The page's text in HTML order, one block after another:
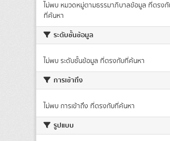
ไม่พบ หมวดหมู่ตามธรรมาภิบาลข้อมูล ที่ตรง
ที่ค้นหา
ระดับชั้นข้อมูล
ไม่พบ ระดับชั้นข้อมูล ที่ตรงกับที่ค้นหา
การเข้าถึง
ไม่พบ การเข้าถึง ที่ตรงกับที่ค้นหา
รูปแบบ